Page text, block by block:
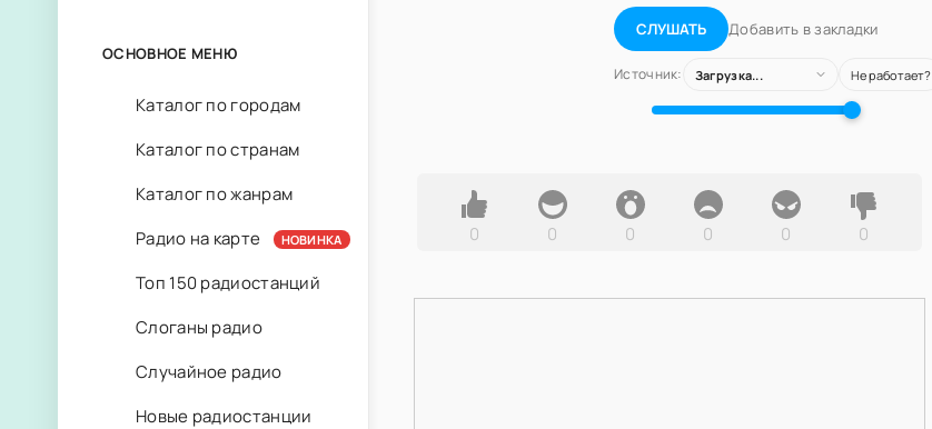
СЛУШАТЬ Добавить в закладки
Источник: Загрузка... Не работает?
0 0 0 0 0 0
ОСНОВНОЕ МЕНЮ
Каталог по городам
Каталог по странам
Каталог по жанрам
Радио на карте
НОВИНКА
Топ 150 радиостанций
Слоганы радио
Случайное радио
Новые радиостанции